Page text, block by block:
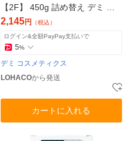
【2F】 450g 詰め替え デミ コ
スメティクス
2,145円 （税込）
ログイン&全額PayPay支払いで
5%
デミ コスメティクス
LOHACOから発送
カートに入れる